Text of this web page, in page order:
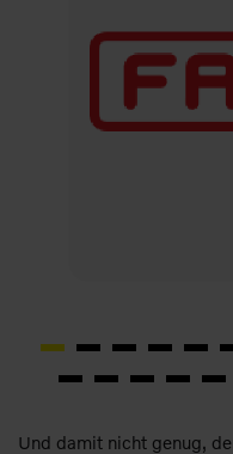
Und damit nicht genug,